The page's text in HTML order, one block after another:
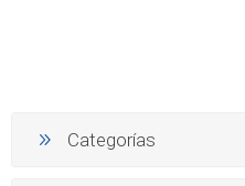
Categorías